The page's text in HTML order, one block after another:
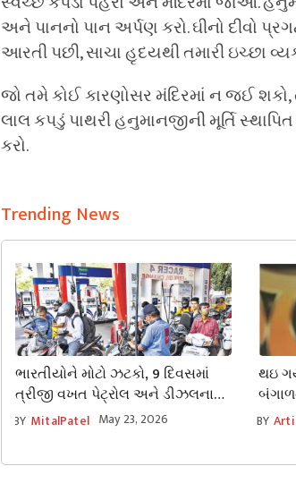
અને પાનનો પાન અર્પણ કરો. ઘીનો દીવો
આરતી પછી, સાચા હૃદયથી તમારી ઇચ્છા
જો તમે કોઈ કારણોસર મંદિરમાં ન જઈ
લાલ કપડું પાથરી હનુમાનજીની મૂર્તિ
કરો.
Trending News
ભારતીયોને મોટો ઝટકો, 9 દિવસમાં
ત્રીજી વખત પેટ્રોલ અને ડીઝલના
ભાવમાં વધારો
BY MitalPatel May 23, 2026
થઇ
અને
BY Arti